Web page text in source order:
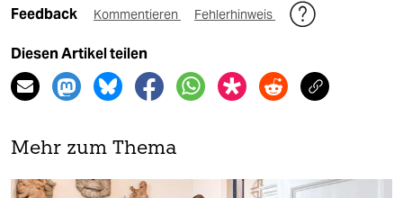
Feedback Kommentieren Fehlerhinweis
Diesen Artikel teilen
Mehr zum Thema